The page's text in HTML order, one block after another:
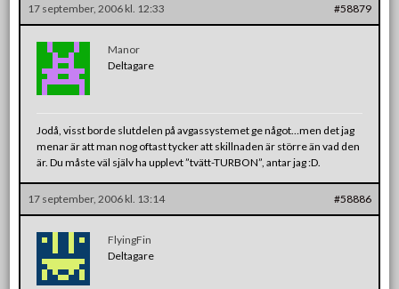
17 september, 2006 kl. 12:33 #58879
Manor
Deltagare
Jodå, visst borde slutdelen på avgassystemet ge något…men det jag
menar är att man nog oftast tycker att skillnaden är större än vad den
är. Du måste väl själv ha upplevt ”tvätt-TURBON”, antar jag :D.
17 september, 2006 kl. 13:14 #58886
FlyingFin
Deltagare